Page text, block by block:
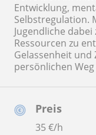
Preis
35€/h
Entwicklung,
Selbstregulation.
Jugendliche
Ressourcen zu
Gelassenheit
persönlichen Weg